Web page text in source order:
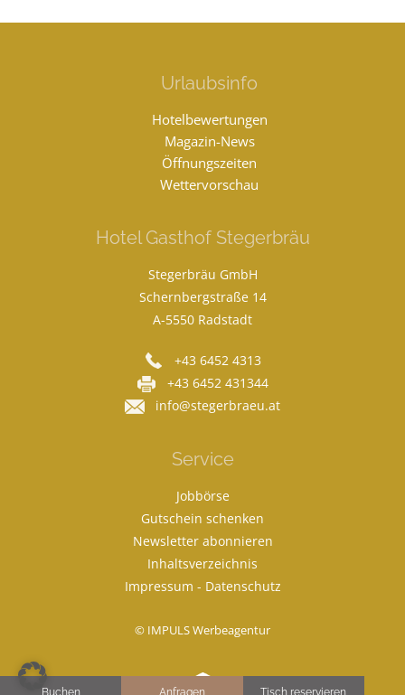
Urlaubsinfo
Hotelbewertungen
Magazin-News
Öffnungszeiten
Wettervorschau
Hotel Gasthof Stegerbräu
Stegerbräu GmbH
Schernbergstraße 14
A-5550 Radstadt
+43 6452 4313
+43 6452 431344
info@stegerbraeu.at
Service
Jobbörse
Gutschein schenken
Newsletter abonnieren
Inhaltsverzeichnis
Impressum - Datenschutz
© IMPULS Werbeagentur
Buchen Anfragen Tisch reservieren